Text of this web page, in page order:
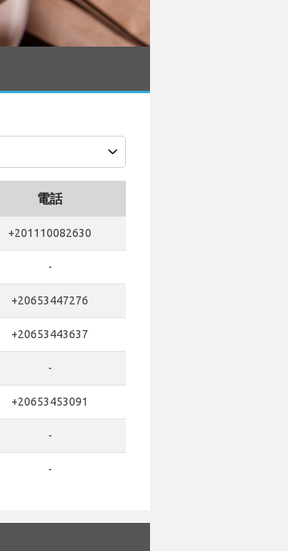
電話
+201110082630
-
+20653447276
+20653443637
-
+20653453091
-
-